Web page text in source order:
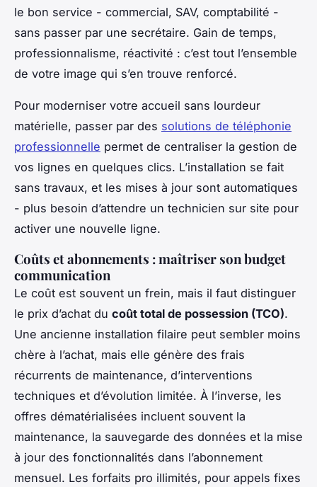
le bon service - commercial, SAV, comptabilité -
sans passer par une secrétaire. Gain de temps,
professionnalisme, réactivité : c’est tout l’ensemble
de votre image qui s’en trouve renforcé.
Pour moderniser votre accueil sans lourdeur
matérielle, passer par des solutions de téléphonie
professionnelle permet de centraliser la gestion de
vos lignes en quelques clics. L’installation se fait
sans travaux, et les mises à jour sont automatiques
- plus besoin d’attendre un technicien sur site pour
activer une nouvelle ligne.
Coûts et abonnements : maîtriser son budget
communication
Le coût est souvent un frein, mais il faut distinguer
le prix d’achat du coût total de possession (TCO).
Une ancienne installation filaire peut sembler moins
chère à l’achat, mais elle génère des frais
récurrents de maintenance, d’interventions
techniques et d’évolution limitée. À l’inverse, les
offres dématérialisées incluent souvent la
maintenance, la sauvegarde des données et la mise
à jour des fonctionnalités dans l’abonnement
mensuel. Les forfaits pro illimités, pour appels fixes